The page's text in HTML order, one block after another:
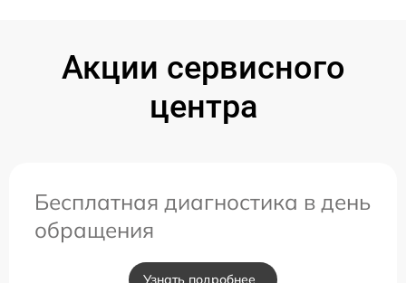
Акции сервисного
центра
Бесплатная диагностика в день
обращения
Узнать подробнее